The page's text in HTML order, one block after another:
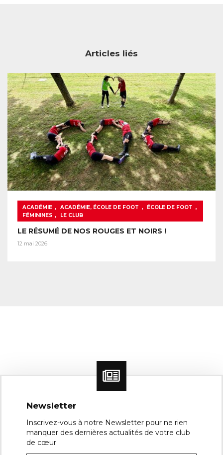
Articles liés
ACADÉMIE , ACADÉMIE, ÉCOLE DE FOOT , ÉCOLE DE FOOT ,
FÉMININES , LE CLUB
LE RÉSUMÉ DE NOS ROUGES ET NOIRS !
12 mai 2026
Newsletter
Inscrivez-vous à notre Newsletter pour ne rien
manquer des dernières actualités de votre club
de cœur